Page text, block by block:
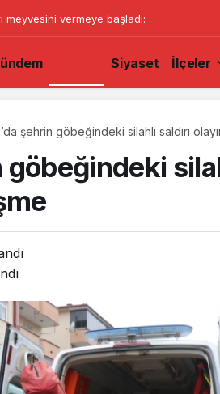
meyvesini vermeye başladı:
Siyaset İlçeler
şehrin göbeğindeki silahlı saldırı